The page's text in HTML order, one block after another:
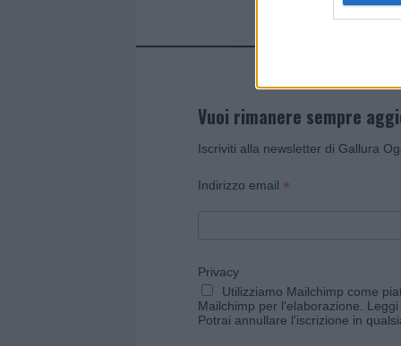
Vuoi rimanere sempre
Iscriviti alla newsletter di Gallura
Indirizzo email *
Privacy
Utilizziamo Mailchimp come
Mailchimp per l'elaborazione.
Potrai annullare l'iscrizione in